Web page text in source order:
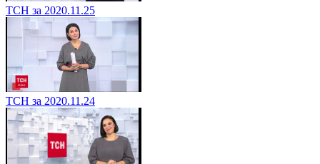
ТСН за 2020.11.25
ТСН за 2020.11.24